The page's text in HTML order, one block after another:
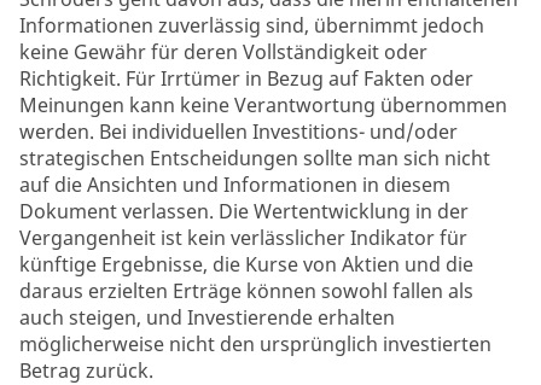
Informationen zuverlässig sind, übernimmt jedoch
keine Gewähr für deren Vollständigkeit oder
Richtigkeit. Für Irrtümer in Bezug auf Fakten oder
Meinungen kann keine Verantwortung übernommen
werden. Bei individuellen Investitions- und/oder
strategischen Entscheidungen sollte man sich nicht
auf die Ansichten und Informationen in diesem
Dokument verlassen. Die Wertentwicklung in der
Vergangenheit ist kein verlässlicher Indikator für
künftige Ergebnisse, die Kurse von Aktien und die
daraus erzielten Erträge können sowohl fallen als
auch steigen, und Investierende erhalten
möglicherweise nicht den ursprünglich investierten
Betrag zurück.